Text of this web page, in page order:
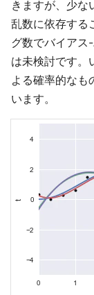
きますが、少な
乱数に依存する
グ数でバイアス
は未検討です。
よる確率的なも
います。